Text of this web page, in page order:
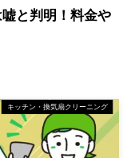
と判明！料金や
キッチン・換気扇クリーニング